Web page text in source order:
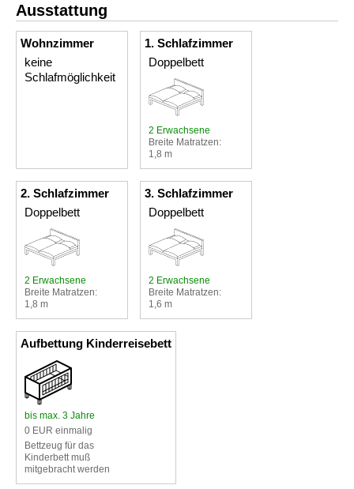
Ausstattung
Wohnzimmer
keine
Schlafmöglichkeit
1. Schlafzimmer
Doppelbett
2 Erwachsene
Breite Matratzen:
1,8 m
2. Schlafzimmer
Doppelbett
2 Erwachsene
Breite Matratzen:
1,8 m
3. Schlafzimmer
Doppelbett
2 Erwachsene
Breite Matratzen:
1,6 m
Aufbettung Kinderreisebett
bis max. 3 Jahre
0 EUR einmalig
Bettzeug für das
Kinderbett muß
mitgebracht werden